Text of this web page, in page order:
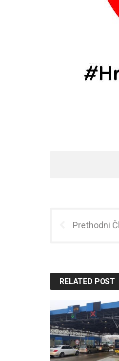
Prethodni
RELATED POST